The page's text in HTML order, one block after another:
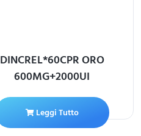
DINCREL*60CPR ORO
600MG+2000UI
Leggi Tutto